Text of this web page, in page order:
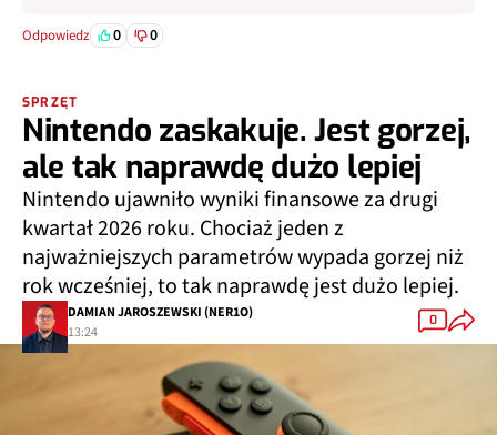
Odpowiedz 0 0
SPRZĘT
Nintendo zaskakuje. Jest gorzej,
ale tak naprawdę dużo lepiej
Nintendo ujawniło wyniki finansowe za drugi
kwartał 2026 roku. Chociaż jeden z
najważniejszych parametrów wypada gorzej niż
rok wcześniej, to tak naprawdę jest dużo lepiej.
DAMIAN JAROSZEWSKI (NER1O)
13:24
0